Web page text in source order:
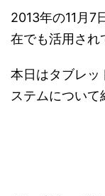
2013年の11月7
在でも活用され
本日はタブレッ
ステムについて